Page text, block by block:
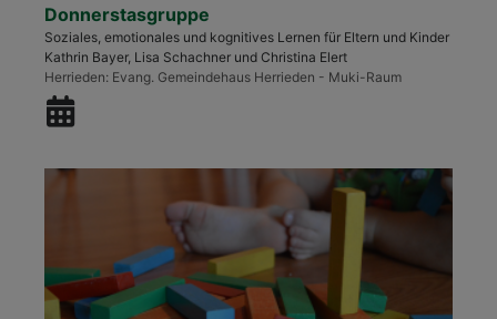
Donnerstasgruppe
Soziales, emotionales und kognitives Lernen für Eltern und Kinder
Kathrin Bayer, Lisa Schachner und Christina Elert
Herrieden Evang. Gemeindehaus Herrieden - Muki-Raum